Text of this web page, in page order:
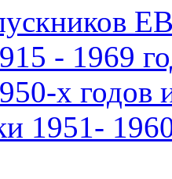
- 1969
х годов
1951-